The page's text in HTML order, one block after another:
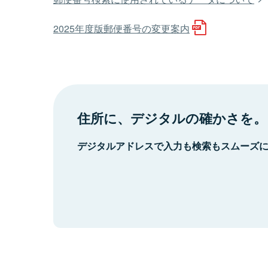
2025年度版郵便番号の変更案内
住所に、デジタルの確かさを。
デジタルアドレスで入力も検索もスムーズ